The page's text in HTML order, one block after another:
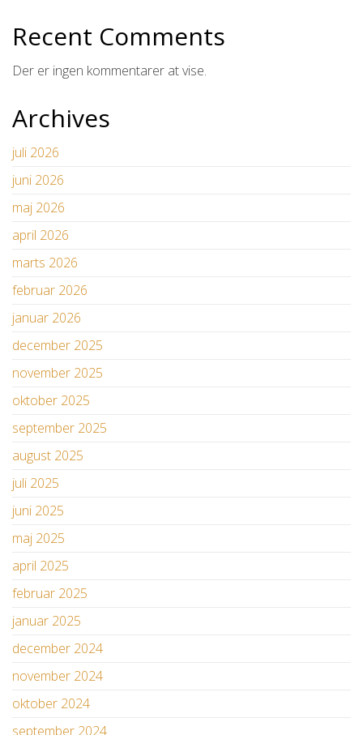
Recent Comments
Der er ingen kommentarer at vise.
Archives
juli 2026
juni 2026
maj 2026
april 2026
marts 2026
februar 2026
januar 2026
december 2025
november 2025
oktober 2025
september 2025
august 2025
juli 2025
juni 2025
maj 2025
april 2025
februar 2025
januar 2025
december 2024
november 2024
oktober 2024
september 2024